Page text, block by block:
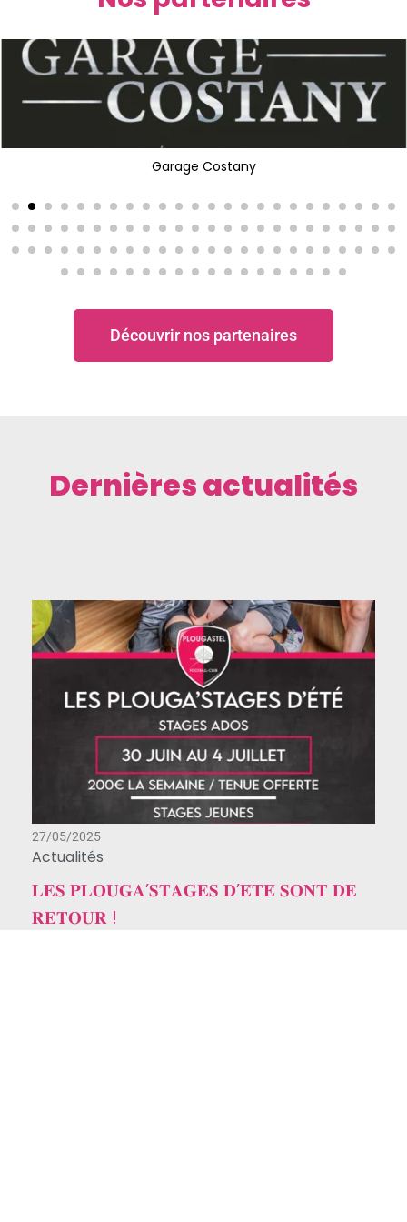
Garage Costany
Découvrir nos partenaires
Dernières actualités
27/05/2025
Actualités
𝐋𝐄𝐒 𝐏𝐋𝐎𝐔𝐆𝐀’𝐒𝐓𝐀𝐆𝐄𝐒 𝐃’𝐄́𝐓𝐄́ 𝐒𝐎𝐍𝐓 𝐃𝐄
𝐑𝐄𝐓𝐎𝐔𝐑 !